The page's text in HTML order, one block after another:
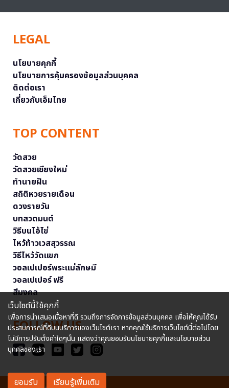
LEGAL
นโยบายคุกกี้
นโยบายการคุ้มครองข้อมูลส่วนบุคคล
ติดต่อเรา
เกี่ยวกับเอ็มไทย
TOP CONTENT
วัดสวย
วัดสวยเชียงใหม่
ทำนายฝัน
สถิติหวยรายเดือน
ดวงรายวัน
บทสวดมนต์
วิธีบนไอ้ไข่
ไหว้ท้าวเวสสุวรรณ
วิธีไหว้วัดแขก
วอลเปเปอร์พระแม่ลักษมี
วอลเปเปอร์ ฟรี
สีมงคล
FOLLOW US
เว็บไซต์นี้ใช้คุกกี้
เพื่อการนำเสนอเนื้อหาที่ดี รวมถึงการจัดการข้อมูลส่วนบุคคล เพื่อให้คุณได้รับ
ประสบการณ์ที่ดีบนบริการของเว็บไซต์เรา หากคุณใช้บริการเว็บไซต์นี้ต่อไปโดย
ไม่มีการปรับตั้งค่าใดๆนั้น แสดงว่าคุณยอมรับนโยบายคุกกี้และนโยบายส่วน
บุคคลของเรา
ยอมรับ เรียนรู้เพิ่มเติม